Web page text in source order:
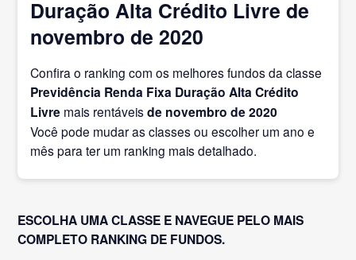
Duração Alta Crédito Livre de
novembro de 2020
Confira o ranking com os melhores fundos da classe
Previdência Renda Fixa Duração Alta Crédito
Livre mais rentáveisde novembro de 2020
Você pode mudar as classes ou escolher um ano e
mês para ter um ranking mais detalhado.
ESCOLHA UMA CLASSE E NAVEGUE PELO MAIS
COMPLETO RANKING DE FUNDOS.